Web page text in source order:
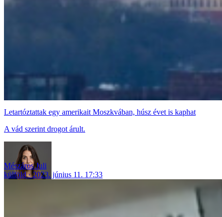
Letartóztattak egy amerikait Moszkvában, húsz évet is kaphat
A vád szerint drogot árult.
Mészáros Juli
külföld
2023. június 11. 17:33